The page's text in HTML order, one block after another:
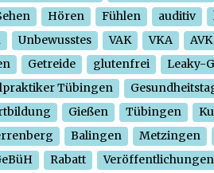
Hören Fühlen auditiv
Unbewusstes VAK VKA
AVK
Getreide glutenfrei
Leaky-
Tübingen
Gießen Tübingen
Balingen
Metzingen
Rabatt
Veröffentlichungen